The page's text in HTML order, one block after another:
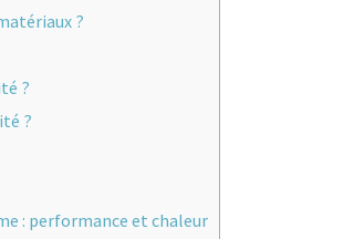
?
?
?
: performance et chaleur